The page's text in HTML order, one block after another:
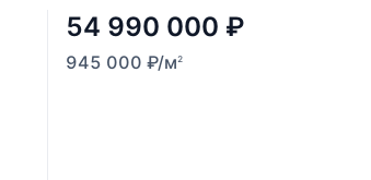
54 990 000 ₽
945 000 ₽/м2